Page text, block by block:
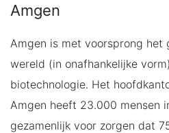
Amgen
Amgen is met voorsprong
wereld (in onafhankelijke
biotechnologie. Het
Amgen heeft 23.000 mensen
gezamenlijk voor zorgen dat